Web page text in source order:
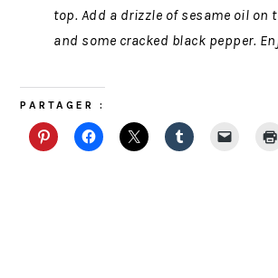
top. Add a drizzle of sesame oil on
and some cracked black pepper.
PARTAGER :